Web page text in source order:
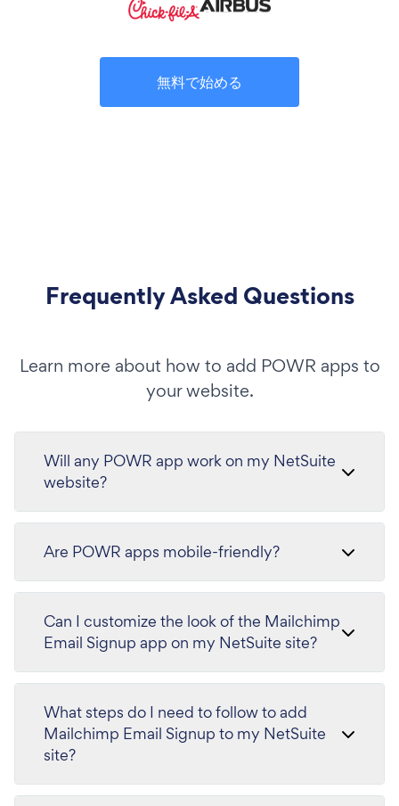
無料で始める
Frequently Asked Questions
Learn more about how to add POWR apps to
your website.
Will any POWR app work on my NetSuite
website?
Are POWR apps mobile-friendly?
Can I customize the look of the Mailchimp
Email Signup app on my NetSuite site?
What steps do I need to follow to add
Mailchimp Email Signup to my NetSuite
site?